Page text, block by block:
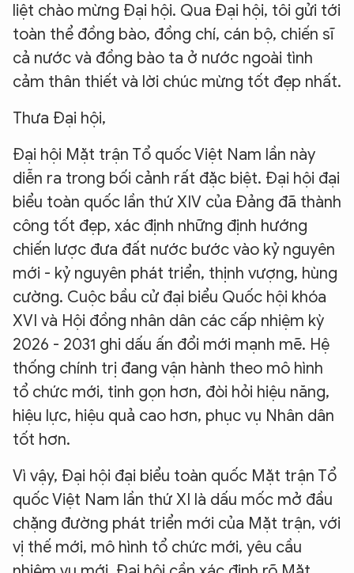
liệt chào mừng Đại hội. Qua Đại hội, tôi gửi tới
toàn thể đồng bào, đồng chí, cán bộ, chiến sĩ
cả nước và đồng bào ta ở nước ngoài tình
cảm thân thiết và lời chúc mừng tốt đẹp nhất.
Thưa Đại hội,
Đại hội Mặt trận Tổ quốc Việt Nam lần này
diễn ra trong bối cảnh rất đặc biệt. Đại hội đại
biểu toàn quốc lần thứ XIV của Đảng đã thành
công tốt đẹp, xác định những định hướng
chiến lược đưa đất nước bước vào kỷ nguyên
mới - kỷ nguyên phát triển, thịnh vượng, hùng
cường. Cuộc bầu cử đại biểu Quốc hội khóa
XVI và Hội đồng nhân dân các cấp nhiệm kỳ
2026 - 2031 ghi dấu ấn đổi mới mạnh mẽ. Hệ
thống chính trị đang vận hành theo mô hình
tổ chức mới, tinh gọn hơn, đòi hỏi hiệu năng,
hiệu lực, hiệu quả cao hơn, phục vụ Nhân dân
tốt hơn.
Vì vậy, Đại hội đại biểu toàn quốc Mặt trận Tổ
quốc Việt Nam lần thứ XI là dấu mốc mở đầu
chặng đường phát triển mới của Mặt trận, với
vị thế mới, mô hình tổ chức mới, yêu cầu